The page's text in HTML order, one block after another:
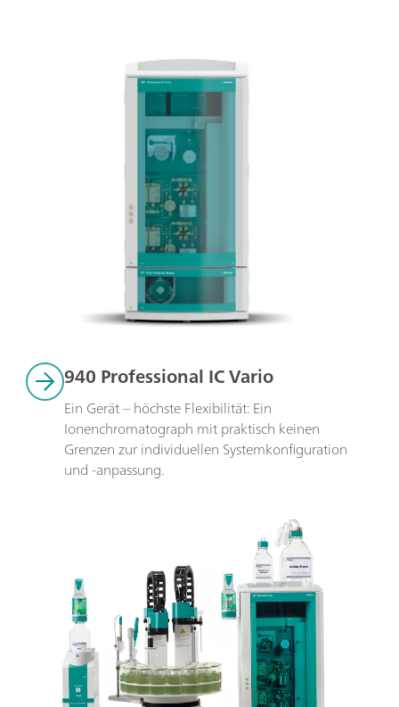
940 Professional IC Vario
Ein Gerät – höchste Flexibilität: Ein
Ionenchromatograph mit praktisch keinen
Grenzen zur individuellen Systemkonfiguration
und -anpassung.